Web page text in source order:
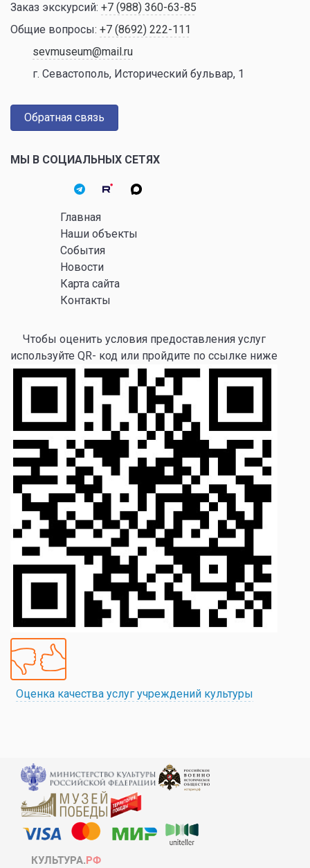
Заказ экскурсий: +7 (988) 360-63-85
Общие вопросы: +7 (8692) 222-111
sevmuseum@mail.ru
г. Севастополь, Исторический бульвар, 1
Обратная связь
МЫ В СОЦИАЛЬНЫХ СЕТЯХ
Главная
Наши объекты
События
Новости
Карта сайта
Контакты
Чтобы оценить условия предоставления услуг
используйте QR- код или пройдите по ссылке ниже
Оценка качества услуг учреждений культуры